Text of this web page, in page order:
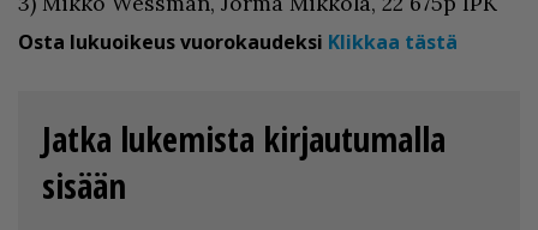
Osta lukuoikeus vuorokaudeksi Klikkaa tästä
Jatka lukemista kirjautumalla
sisään